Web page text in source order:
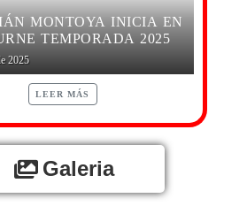
MONTOYA INICIA EN
TEMPORADA 2025
2025
LEER MÁS
Galeria